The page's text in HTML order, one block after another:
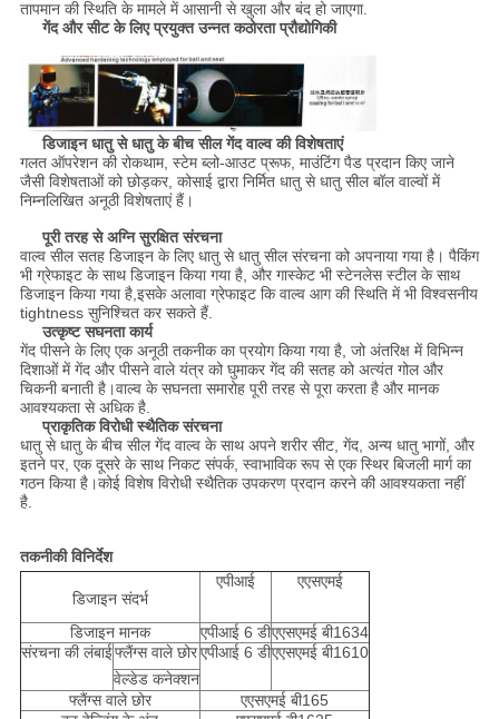
तापमान की स्थिति के मामले में आसानी से खुला और बंद हो जाएगा.
गेंद और सीट के लिए प्रयुक्त उन्नत कठोरता प्रौद्योगिकी
डिजाइन धातु से धातु के बीच सील गेंद वाल्व की विशेषताएं
गलत ऑपरेशन की रोकथाम, स्टेम ब्लो-आउट प्रूफ, माउंटिंग पैड प्रदान किए जाने
जैसी विशेषताओं को छोड़कर, कोसाई द्वारा निर्मित धातु से धातु सील बॉल वाल्वों में
निम्नलिखित अनूठी विशेषताएं हैं।
पूरी तरह से अग्नि सुरक्षित संरचना
वाल्व सील सतह डिजाइन के लिए धातु से धातु सील संरचना को अपनाया गया है। पैकिंग
भी ग्रेफाइट के साथ डिजाइन किया गया है, और गास्केट भी स्टेनलेस स्टील के साथ
डिजाइन किया गया है,इसके अलावा ग्रेफाइट कि वाल्व आग की स्थिति में भी विश्वसनीय
tightness सुनिश्चित कर सकते हैं.
उत्कृष्ट सघनता कार्य
गेंद पीसने के लिए एक अनूठी तकनीक का प्रयोग किया गया है, जो अंतरिक्ष में विभिन्न
दिशाओं में गेंद और पीसने वाले यंत्र को घुमाकर गेंद की सतह को अत्यंत गोल और
चिकनी बनाती है।वाल्व के सघनता समारोह पूरी तरह से पूरा करता है और मानक
आवश्यकता से अधिक है.
प्राकृतिक विरोधी स्थैतिक संरचना
धातु से धातु के बीच सील गेंद वाल्व के साथ अपने शरीर सीट, गेंद, अन्य धातु भागों, और
इतने पर, एक दूसरे के साथ निकट संपर्क, स्वाभाविक रूप से एक स्थिर बिजली मार्ग का
गठन किया है।कोई विशेष विरोधी स्थैतिक उपकरण प्रदान करने की आवश्यकता नहीं
है.
तकनीकी विनिर्देश
डिजाइन संदर्भ
एपीआई एएसएमई
डिजाइन मानक एपीआई 6 डीएएसएमई बी1634
संरचना की लंबाईफ्लैंग्स वाले छोरएपीआई 6 डीएएसएमई बी1610
वेल्डेड कनेक्शन
फ्लैंग्स वाले छोर
एएसएमई बी165